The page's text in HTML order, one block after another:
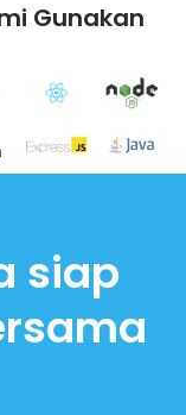
Gunakan
siap